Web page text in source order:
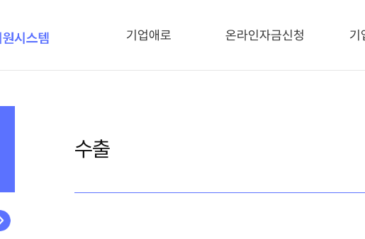
기업애로 온라인자금신청 기
수출